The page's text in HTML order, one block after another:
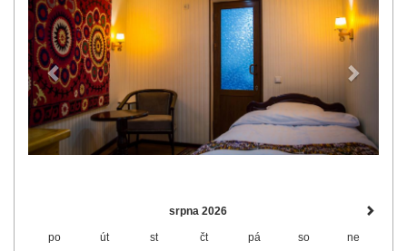
srpna 2026
po út st čt pá so ne